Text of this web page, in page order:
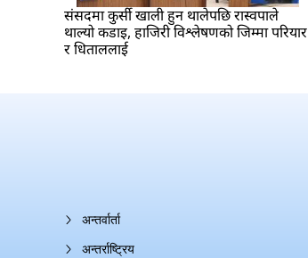
संसदमा कुर्सी खाली हुन थालेपछि रास्वपाले
थाल्यो कडाइ, हाजिरी विश्लेषणको जिम्मा परियार
र धिताललाई
अन्तर्वार्ता
अन्तर्राष्ट्रिय